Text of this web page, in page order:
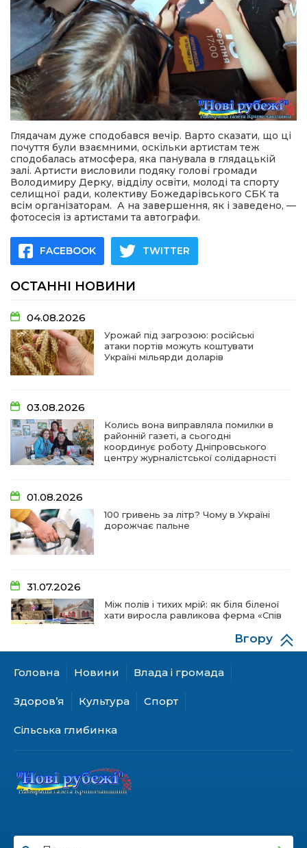
Глядачам дуже сподобався вечір. Варто сказати, що ці
почуття були взаємними, оскільки артистам теж
сподобалась атмосфера, яка панувала в глядацькій
залі. Артисти висловили подяку голові громади
Володимиру Дерку, відділу освіти, молоді та спорту
селищної ради, колективу Божедарівського СБК та
всім організаторам. А на завершення, як і заведено, —
фотосесія із артистами та автографи.
FACEBOOK TWITTER
ОСТАННІ НОВИНИ
04.08.2026
Урожай під загрозою: російські
атаки портів можуть коштувати
Україні мільярди доларів
03.08.2026
Колись вона виправляла помилки в
районній газеті, а сьогодні
координує роботу Дніпровського
центру журналістської солідарності
01.08.2026
100 гривень за літр? Чому в Україні
дорожчає пальне
31.07.2026
Між полів і тихих мрій: як біля біленої
хати виросла равликова ферма «Спів
28.07.2026
ветерани разом створюють
Куди звернутися мешканцям
Криничанської громади за
Головна Новини Влада і громада
Здоров’я Культура Спорт
Сільська глибинка
Вгору